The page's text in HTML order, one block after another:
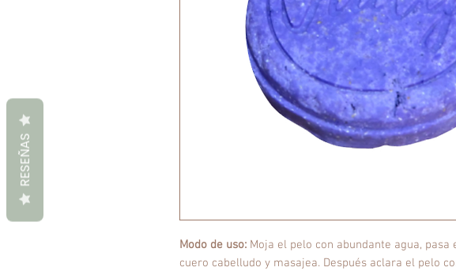
Modo de uso: Moja el pelo con abundante agua,
cuero cabelludo y masajea. Después aclara el pelo
RESEÑAS